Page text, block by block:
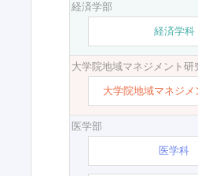
経済学部
経済学科
大学院地域マネジメント研
大学院地域マネジメ
医学部
医学科